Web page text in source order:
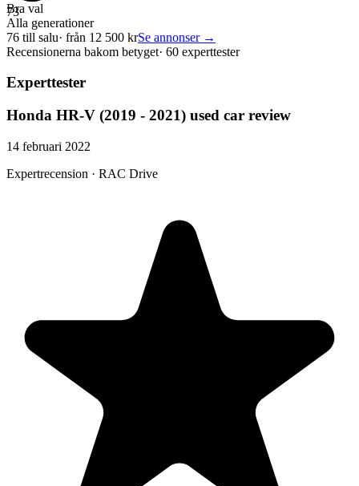
73
Bra val
Alla generationer
76 till salu· från 12 500 krSe annonser →
Recensionerna bakom betyget· 60 experttester
Experttester
Honda HR-V (2019 - 2021) used car review
14 februari 2022
Expertrecension · RAC Drive